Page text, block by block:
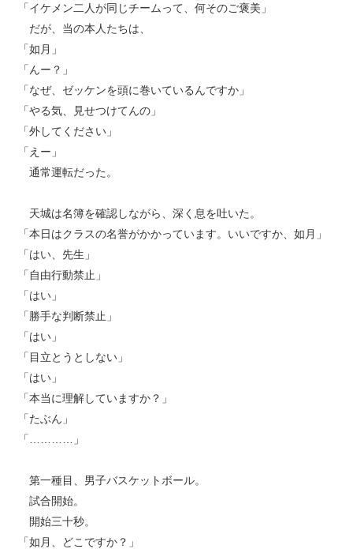
「イケメン二人が同じチームって、何そのご褒美」
だが、当の本人たちは、
「如月」
「んー？」
「なぜ、ゼッケンを頭に巻いているんですか」
「やる気、見せつけてんの」
「外してください」
「えー」
通常運転だった。
天城は名簿を確認しながら、深く息を吐いた。
「本日はクラスの名誉がかかっています。いいですか、如月」
「はい、先生」
「自由行動禁止」
「はい」
「勝手な判断禁止」
「はい」
「目立とうとしない」
「はい」
「本当に理解していますか？」
「たぶん」
「…………」
第一種目、男子バスケットボール。
試合開始。
開始三十秒。
「如月、どこですか？」